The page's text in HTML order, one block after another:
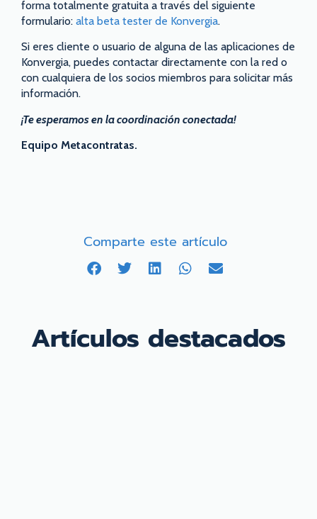
forma totalmente gratuita a través del siguiente
formulario: alta beta tester de Konvergia.
Si eres cliente o usuario de alguna de las aplicaciones de
Konvergia, puedes contactar directamente con la red o
con cualquiera de los socios miembros para solicitar más
información.
¡Te esperamos en la coordinación conectada!
Equipo Metacontratas.
Comparte este artículo
Artículos destacados